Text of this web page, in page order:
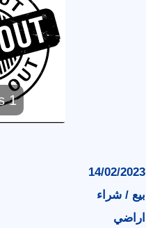
1 Images
14/02/2023
بيع / شراء
اراضي